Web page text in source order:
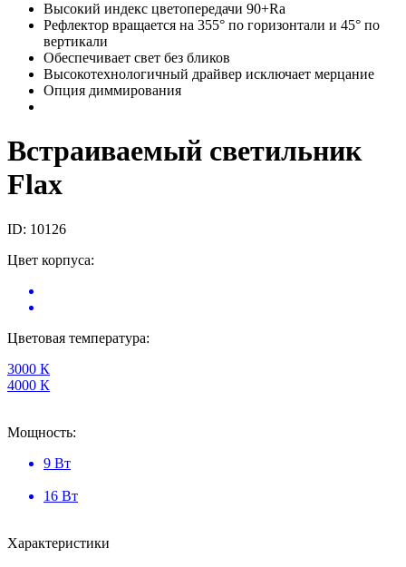
Высокий индекс цветопередачи 90+Ra
Рефлектор вращается на 355° по горизонтали и 45° по
вертикали
Обеспечивает свет без бликов
Высокотехнологичный драйвер исключает мерцание
Опция диммирования
Встраиваемый светильник
Flax
ID: 10126
Цвет корпуса:
Цветовая температура:
3000 К
4000 К
Мощность:
9 Вт
16 Вт
Характеристики